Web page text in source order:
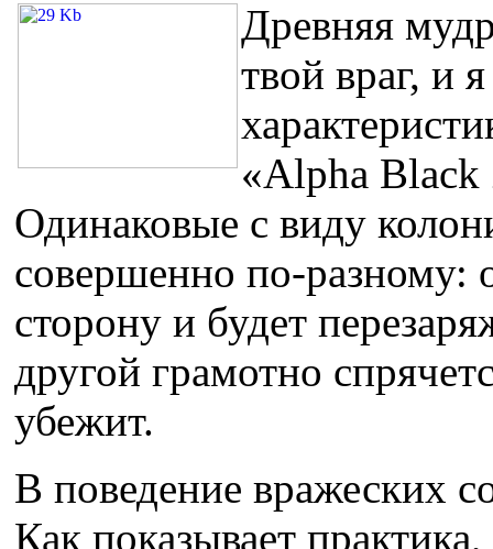
Древняя
твой враг, и
«Alpha Black
Одинаковые с виду
совершенно по-разному:
сторону и будет
другой грамотно
убежит.
В поведение вражеских
Как показывает